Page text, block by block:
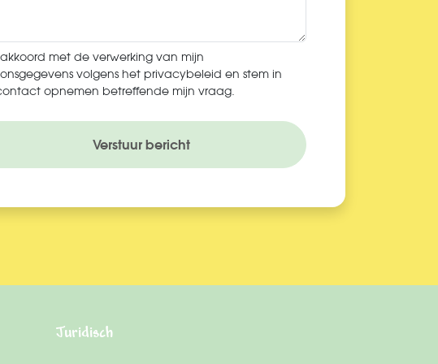
met de verwerking van mijn
volgens het privacybeleid en stem in
opnemen betreffende mijn vraag.
Verstuur bericht
Juridisch